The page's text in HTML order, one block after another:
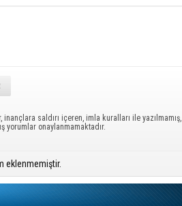
saldırı içeren, imla kuralları ile yazılmamış,
yorumlar onaylanmamaktadır.
eklenmemiştir.